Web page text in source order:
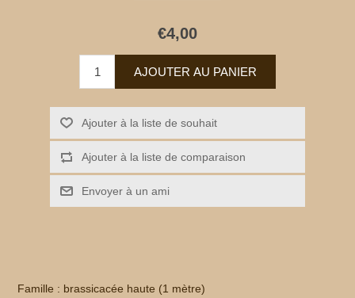
€4,00
Famille : brassicacée haute (1 mètre)